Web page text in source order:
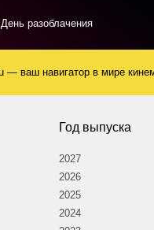
День разоблачения
— ваш навигатор в мире
Год выпуска
2027
2026
2025
2024